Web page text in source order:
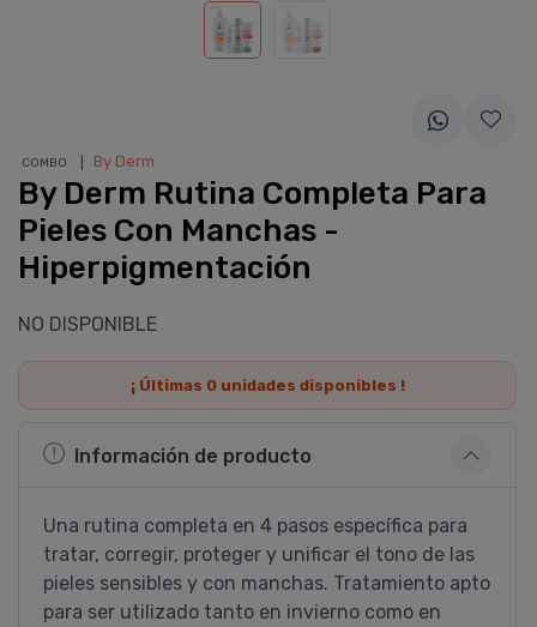
COMBO By Derm
By Derm Rutina Completa Para
Pieles Con Manchas -
Hiperpigmentación
NO DISPONIBLE
¡ Últimas 0unidades disponibles !
Información de producto
Una rutina completa en 4 pasos específica para
tratar, corregir, proteger y unificar el tono de las
pieles sensibles y con manchas. Tratamiento apto
para ser utilizado tanto en invierno como en